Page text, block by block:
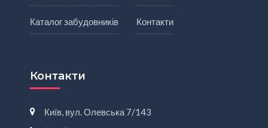
Каталог забудовників Контакти
Контакти
Київ, вул. Олевська 7/143